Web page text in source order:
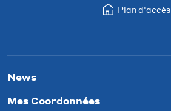
Plan d'accès
News
Mes Coordonnées